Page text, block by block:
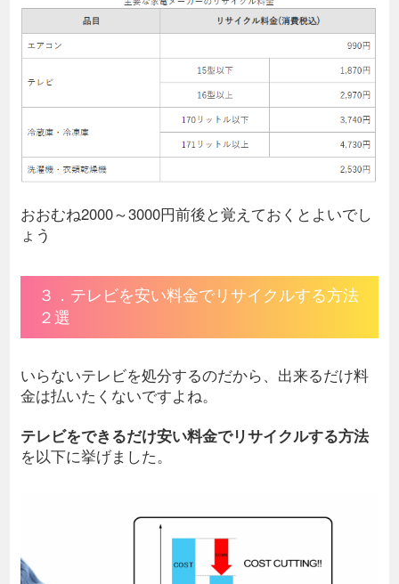
おおむね2000～3000円前後と覚えておくとよいでし
ょう
３．テレビを安い料金でリサイクルする方法
２選
いらないテレビを処分するのだから、出来るだけ料
金は払いたくないですよね。
テレビをできるだけ安い料金でリサイクルする方法
を以下に挙げました。